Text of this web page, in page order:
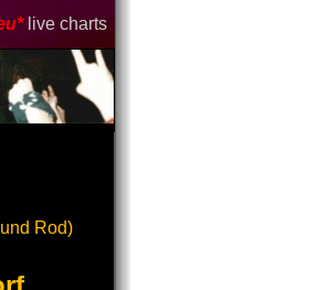
live charts
Rod)